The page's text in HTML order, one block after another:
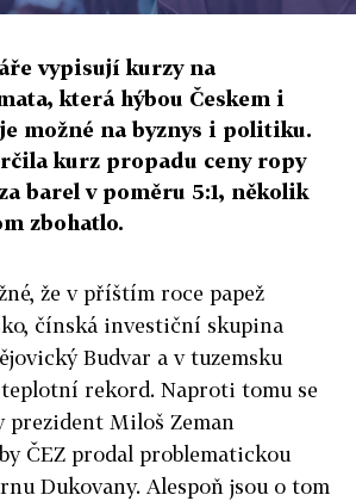
vypisují kurzy na
která hýbou Českem i
možné na byznys i politiku.
kurz propadu ceny ropy
barel v poměru 5:1, několik
zbohatlo.
že v příštím roce papež
čínská investiční skupina
Budvar a v tuzemsku
rekord. Naproti tomu se
prezident Miloš Zeman
ČEZ prodal problematickou
Dukovany. Alespoň jsou o tom